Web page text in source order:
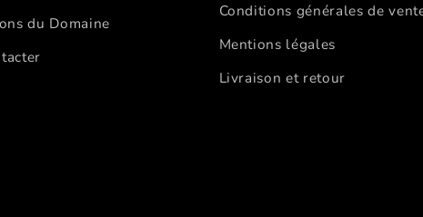
du Domaine
Conditions générales de
Mentions légales
Livraison et retour